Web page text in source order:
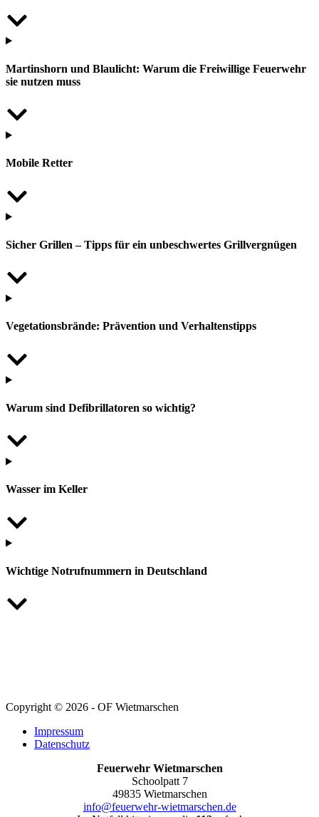
Martinshorn und Blaulicht: Warum die Freiwillige Feuerwehr
sie nutzen muss
Mobile Retter
Sicher Grillen – Tipps für ein unbeschwertes Grillvergnügen
Vegetationsbrände: Prävention und Verhaltenstipps
Warum sind Defibrillatoren so wichtig?
Wasser im Keller
Wichtige Notrufnummern in Deutschland
Copyright © 2026 - OF Wietmarschen
Impressum
Datenschutz
Feuerwehr Wietmarschen
Schoolpatt 7
49835 Wietmarschen
info@feuerwehr-wietmarschen.de